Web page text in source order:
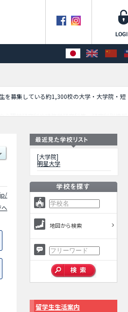
を募集している約1,300校の大学・大学院・短
心理学研究科や建築学研究科等、研究科別情報
へ
[大学院]
明星大学
地図から検索
留学生生活案内